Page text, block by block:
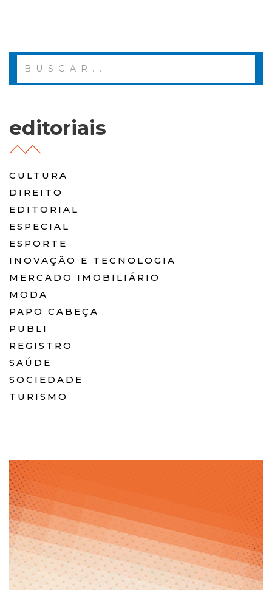
editoriais
CULTURA
DIREITO
EDITORIAL
ESPECIAL
ESPORTE
INOVAÇÃO E TECNOLOGIA
MERCADO IMOBILIÁRIO
MODA
PAPO CABEÇA
PUBLI
REGISTRO
SAÚDE
SOCIEDADE
TURISMO